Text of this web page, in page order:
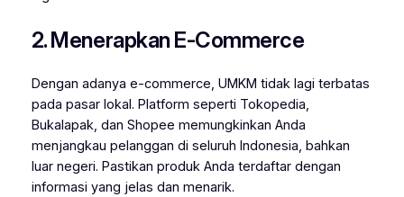
2. Menerapkan E-Commerce
Dengan adanya e-commerce, UMKM tidak lagi terbatas
pada pasar lokal. Platform seperti Tokopedia,
Bukalapak, dan Shopee memungkinkan Anda
menjangkau pelanggan di seluruh Indonesia, bahkan
luar negeri. Pastikan produk Anda terdaftar dengan
informasi yang jelas dan menarik.